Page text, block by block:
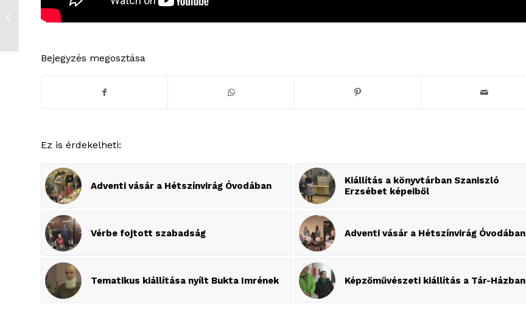
Bejegyzés megosztása
Ez is érdekelheti:
Adventi vásár a Hétszínvirág Óvodában
Kiállítás a könyvtárban Szaniszló
Erzsébet képeiből
Vérbe fojtott szabadság Adventi vásár a Hétszínvirág Óvodában
Tematikus kiállítása nyílt Bukta Imrének Képzőművészeti kiállítás a Tár-Házban
Jótékonysági
labdarúgó teremtorna